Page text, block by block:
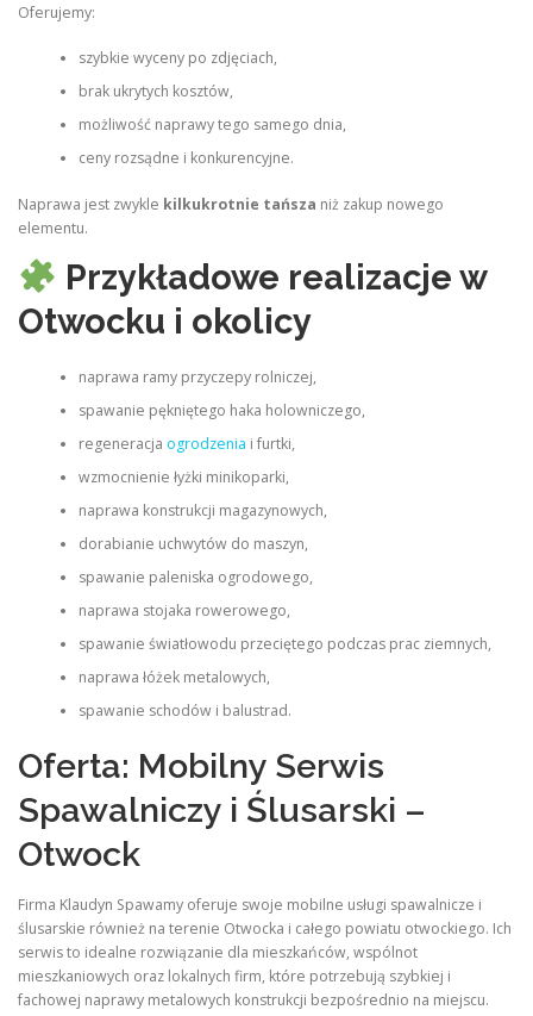
Oferujemy:
szybkie wyceny po zdjęciach,
brak ukrytych kosztów,
możliwość naprawy tego samego dnia,
ceny rozsądne i konkurencyjne.
Naprawa jest zwykle kilkukrotnie tańsza niż zakup nowego
elementu.
Przykładowe realizacje w
Otwocku i okolicy
naprawa ramy przyczepy rolniczej,
spawanie pękniętego haka holowniczego,
regeneracja ogrodzenia i furtki,
wzmocnienie łyżki minikoparki,
naprawa konstrukcji magazynowych,
dorabianie uchwytów do maszyn,
spawanie paleniska ogrodowego,
naprawa stojaka rowerowego,
spawanie światłowodu przeciętego podczas prac ziemnych,
naprawa łóżek metalowych,
spawanie schodów i balustrad.
Oferta: Mobilny Serwis
Spawalniczy i Ślusarski –
Otwock
Firma Klaudyn Spawamy oferuje swoje mobilne usługi spawalnicze i
ślusarskie również na terenie Otwocka i całego powiatu otwockiego. Ich
serwis to idealne rozwiązanie dla mieszkańców, wspólnot
mieszkaniowych oraz lokalnych firm, które potrzebują szybkiej i
fachowej naprawy metalowych konstrukcji bezpośrednio na miejscu.